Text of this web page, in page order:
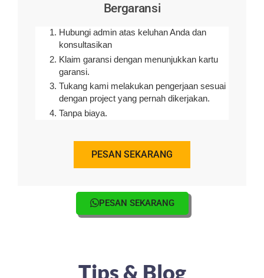
PESAN SEKARANG
Tips & Blog
Biaya Perbaikan dan Perawatan Talang di
Lamongan dan Sekitarnya
menyalurkan air hujan ke area yang aman. Bagian ini aman
KEUNGGULAN tukanglamongan.com DALAM
PERBAIKAN DAN PERAWATAN TALANG
bangunan ke tempat…